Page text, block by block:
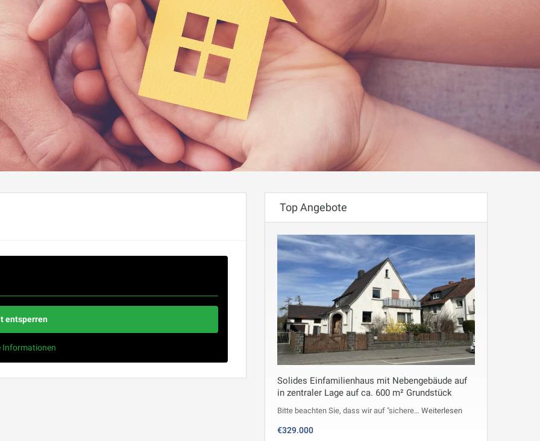
entsperren
Informationen
Top Angebote
Solides Einfamilienhaus mit Nebengebäude auf
in zentraler Lage auf ca. 600 m² Grundstück
Bitte beachten Sie, dass wir auf "sichere… Weiterlesen
€329.000